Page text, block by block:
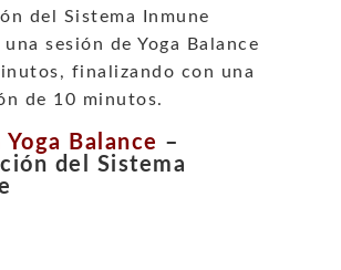
del Sistema Inmune
sesión de Yoga Balance
finalizando con una
de 10 minutos.
Yoga Balance –
del Sistema